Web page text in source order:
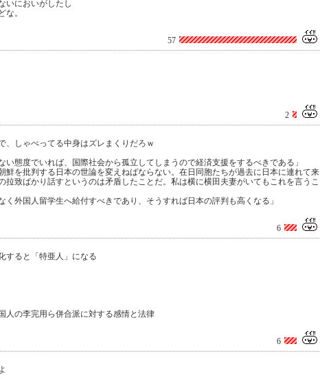
いにおいがしたし
な。
57
2
、しゃべってる中身はズレまくりだろｗ
い態度でいれば、国際社会から孤立してしまうので経済支援をするべきである」
鮮を批判する日本の世論を変えねばならない。在日同胞たちが過去に日本に連れて来
拉致ばかり話すというのは矛盾したことだ。私は横に横田夫妻がいてもこれを言うこ
く外国人留学生へ給付すべきであり、そうすれば日本の評判も高くなる」
6
すると「特亜人」になる
人の李完用ら併合派に対する感情と法律
6